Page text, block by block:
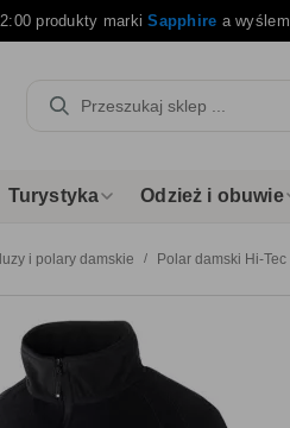
produkty markiSapphire a
Turystyka Odzież i obuwie
i polary damskie Polar damski Hi-